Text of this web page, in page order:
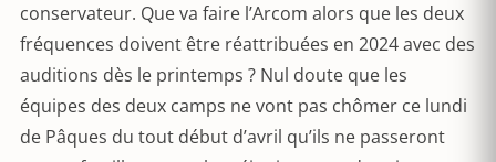
conservateur. Que va faire l’Arcom alors que les deux
fréquences doivent être réattribuées en 2024 avec des
auditions dès le printemps ? Nul doute que les
équipes des deux camps ne vont pas chômer ce lundi
de Pâques du tout début d’avril qu’ils ne passeront